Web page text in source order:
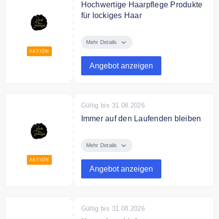
AKTION
Hochwertige Haarpflege Produkte
für lockiges Haar
Haarpflege Produkte für lockiges
Mehr Details
Angebot anzeigen
AKTION
Gültig bis 31.08.2026
Immer auf den Laufenden bleiben
und profitieren Sie von exklusiven
Mehr Details
Angebot anzeigen
Gültig bis 31.08.2026